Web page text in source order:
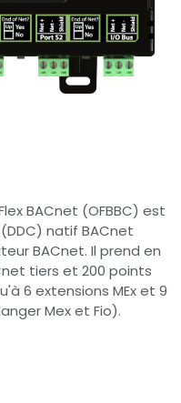
BACnet (OFBBC) est
natif BACnet
BACnet. Il prend en
tiers et 200 points
6 extensions MEx et 9
Mex et Fio).